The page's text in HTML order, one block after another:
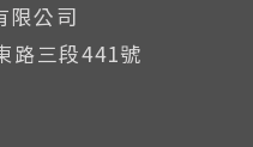
限公司
路三段441號